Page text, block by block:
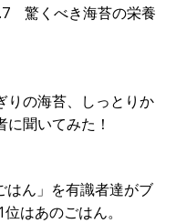
驚くべき海苔の栄養
りの海苔、しっとりか
聞いてみた！
はん」を有識者達がブ
はあのごはん。